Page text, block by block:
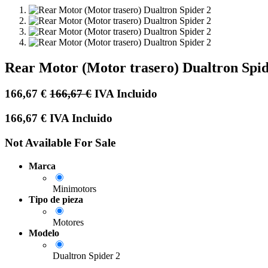
Rear Motor (Motor trasero) Dualtron
166,67 € 166,67€ IVA Incluido
166,67 € IVA Incluido
Not Available For Sale
Marca
Minimotors
Tipo de pieza
Motores
Modelo
Dualtron Spider 2